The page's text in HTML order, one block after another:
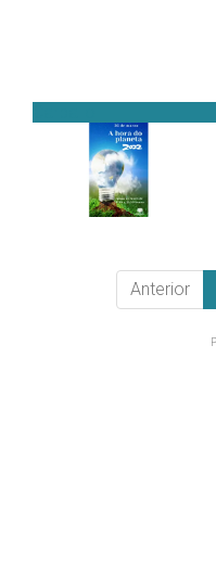
Anterior